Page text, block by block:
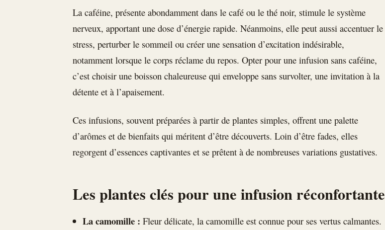
La caféine, présente abondamment dans le café ou le thé noir, stimule le système
nerveux, apportant une dose d’énergie rapide. Néanmoins, elle peut aussi accentuer le
stress, perturber le sommeil ou créer une sensation d’excitation indésirable,
notamment lorsque le corps réclame du repos. Opter pour une infusion sans caféine,
c’est choisir une boisson chaleureuse qui enveloppe sans survolter, une invitation à la
détente et à l’apaisement.
Ces infusions, souvent préparées à partir de plantes simples, offrent une palette
d’arômes et de bienfaits qui méritent d’être découverts. Loin d’être fades, elles
regorgent d’essences captivantes et se prêtent à de nombreuses variations gustatives.
Les plantes clés pour une infusion réconfortante
La camomille : Fleur délicate, la camomille est connue pour ses vertus calmantes.